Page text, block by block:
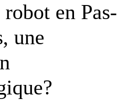
en Pas-
une